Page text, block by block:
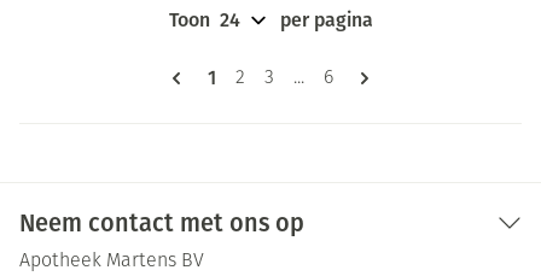
Pagina's
U lees momenteel pagina
1 Pagina
2 Pagina
3 ... Pagina
6
Toon per pagina
Neem contact met ons op
Apotheek Martens BV